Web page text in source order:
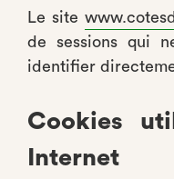
Le site
de sessions qui
identifier
Cookies
Internet